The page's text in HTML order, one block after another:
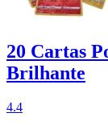
20 Cartas
Brilhante
4.4